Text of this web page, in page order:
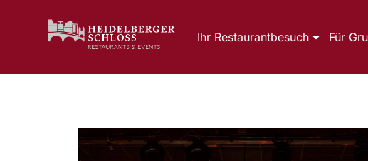
Ihr Restaurantbesuch Für